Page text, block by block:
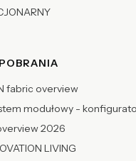
fabric overview
modułowy -
2026
LIVING